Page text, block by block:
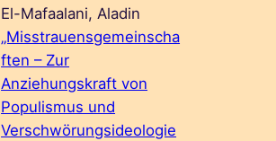
El-Mafaalani, Aladin
„Misstrauensgemeinscha
ften – Zur
Anziehungskraft von
Populismus und
Verschwörungsideologie